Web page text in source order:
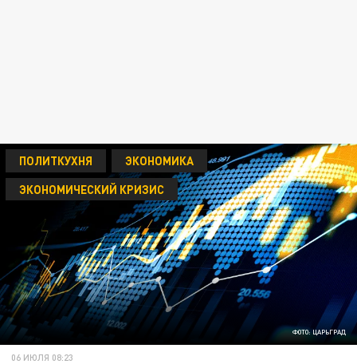
ФОТО: ЦАРЬГРАД
ПОЛИТКУХНЯ
ЭКОНОМИКА
ЭКОНОМИЧЕСКИЙ КРИЗИС
06 ИЮЛЯ 08:23